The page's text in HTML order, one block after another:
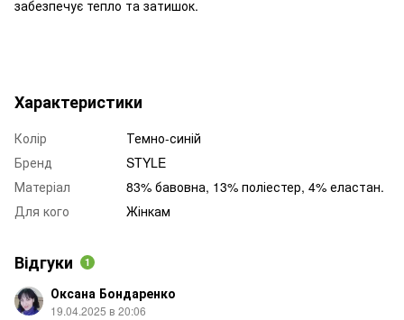
забезпечує тепло та затишок.
Характеристики
Колір
Темно-синій
Бренд
STYLE
Матеріал
83% бавовна, 13% поліестер, 4% еластан.
Для кого
Жінкам
Відгуки 1
Оксана Бондаренко
19.04.2025 в 20:06